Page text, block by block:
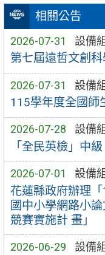
相關公告
2026-07-31 設備組
第七屆遠哲文創
2026-07-31 設備組
115學年度全國師
2026-07-28 設備組
「全民英檢」中
2026-07-01 設備組
花蓮縣政府辦理
國中小學網路小
競賽實施計 畫」
2026-06-29 設備組